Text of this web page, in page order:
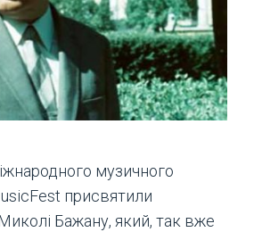
музичного
присвятили
Бажану, який, так вже